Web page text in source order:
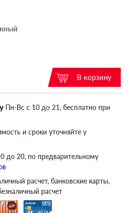
Пн-Вс c 10 до 21, бесплатно при
и сроки уточняйте у
до 20, по предварительному
расчет, банковские карты,
расчет